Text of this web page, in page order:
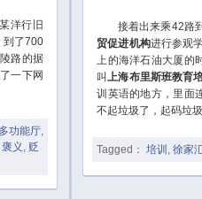
洋行旧
到了700
路的据
一下网
多功能厅,
褒义 , 贬
接着出来乘42路到
贸促进机构进行参观
上的海洋石油大厦的
叫上海布里斯班教育
训英语的地方，里面
不起垃圾了，起码垃
Tagged： 培训 , 徐家